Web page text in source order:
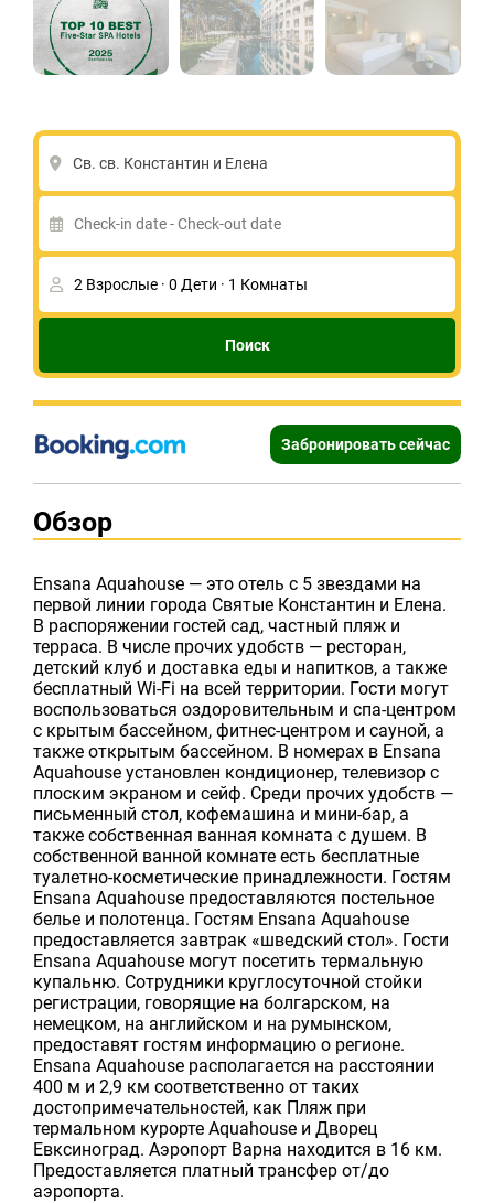
Св. св. Константин и Елена
Поиск
Забронировать сейчас
Обзор
Ensana Aquahouse — это отель с 5 звездами на
первой линии города Святые Константин и Елена.
В распоряжении гостей сад, частный пляж и
терраса. В числе прочих удобств — ресторан,
детский клуб и доставка еды и напитков, а также
бесплатный Wi-Fi на всей территории. Гости могут
воспользоваться оздоровительным и спа-центром
с крытым бассейном, фитнес-центром и сауной, а
также открытым бассейном. В номерах в Ensana
Aquahouse установлен кондиционер, телевизор с
плоским экраном и сейф. Среди прочих удобств —
письменный стол, кофемашина и мини-бар, а
также собственная ванная комната с душем. В
собственной ванной комнате есть бесплатные
туалетно-косметические принадлежности. Гостям
Ensana Aquahouse предоставляются постельное
белье и полотенца. Гостям Ensana Aquahouse
предоставляется завтрак «шведский стол». Гости
Ensana Aquahouse могут посетить термальную
купальню. Сотрудники круглосуточной стойки
регистрации, говорящие на болгарском, на
немецком, на английском и на румынском,
предоставят гостям информацию о регионе.
Ensana Aquahouse располагается на расстоянии
400 м и 2,9 км соответственно от таких
достопримечательностей, как Пляж при
термальном курорте Aquahouse и Дворец
Евксиноград. Аэропорт Варна находится в 16 км.
Предоставляется платный трансфер от/до
аэропорта.